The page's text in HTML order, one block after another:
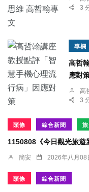
3
專欄
高哲
應對
高
3
頭條 綜合新聞
1150808《今日觀光旅遊
簡安 2026年八月08
頭條 綜合新聞